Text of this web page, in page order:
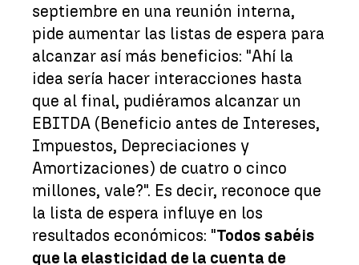
septiembre en una reunión interna,
pide aumentar las listas de espera para
alcanzar así más beneficios: "Ahí la
idea sería hacer interacciones hasta
que al final, pudiéramos alcanzar un
EBITDA (Beneficio antes de Intereses,
Impuestos, Depreciaciones y
Amortizaciones) de cuatro o cinco
millones, vale?". Es decir, reconoce que
la lista de espera influye en los
resultados económicos: "Todos sabéis
que la elasticidad de la cuenta de